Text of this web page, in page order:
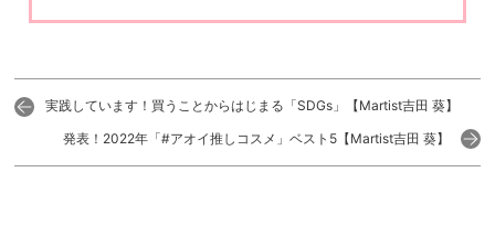
実践しています！買うことからはじまる「SDGs」【Martist吉田 葵】
発表！2022年「#アオイ推しコスメ」ベスト5【Martist吉田 葵】